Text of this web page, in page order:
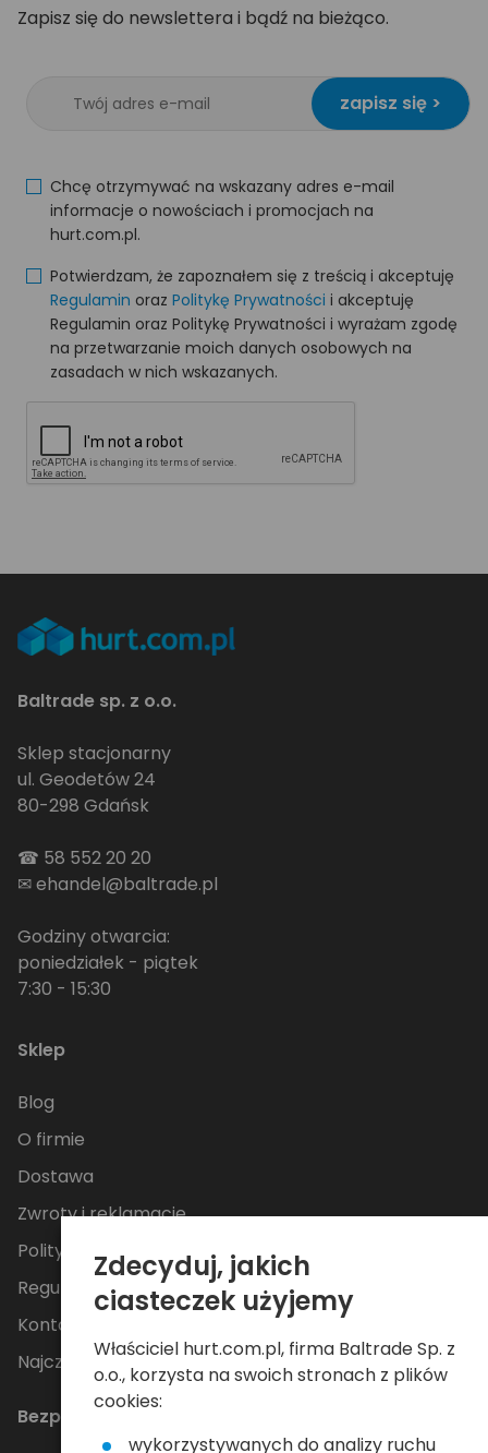
Zapisz się do newslettera i bądź na bieżąco.
zapisz się >
Chcę otrzymywać na wskazany adres e-mail
informacje o nowościach i promocjach na
hurt.com.pl.
Potwierdzam, że zapoznałem się z treścią i akceptuję
Regulamin oraz Politykę Prywatności i akceptuję
Regulamin oraz Politykę Prywatności i wyrażam zgodę
na przetwarzanie moich danych osobowych na
zasadach w nich wskazanych.
Baltrade sp. z o.o.
Sklep stacjonarny
ul. Geodetów 24
80-298 Gdańsk
☎ 58 552 20 20
✉ehandel@baltrade.pl
Godziny otwarcia:
poniedziałek - piątek
7:30 - 15:30
Sklep
Blog
O firmie
Dostawa
Zwroty i reklamacje
Polityka Prywatności
Regulamin
Kontakt
Najczęściej zadawane pytania
Bezpieczne płatności
Zdecyduj, jakich
ciasteczek użyjemy
Właściciel hurt.com.pl, firma Baltrade Sp. z
o.o., korzysta na swoich stronach z plików
cookies:
wykorzystywanych do analizy ruchu